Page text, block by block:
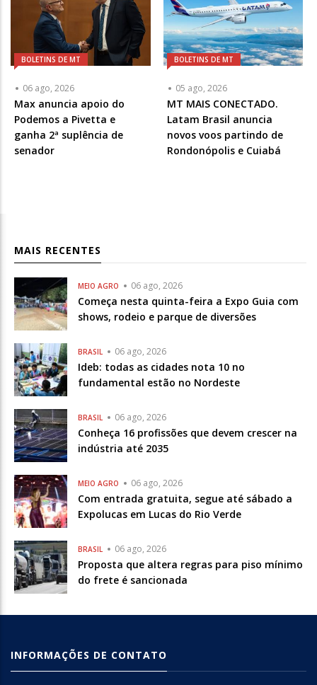
BOLETINS DE MT
06 ago, 2026
Max anuncia apoio do
Podemos a Pivetta e
ganha 2ª suplência de
senador
BOLETINS DE MT
05 ago, 2026
MT MAIS CONECTADO.
Latam Brasil anuncia
novos voos partindo de
Rondonópolis e Cuiabá
MAIS RECENTES
MEIO AGRO 06 ago, 2026
Começa nesta quinta-feira a Expo Guia com
shows, rodeio e parque de diversões
BRASIL 06 ago, 2026
Ideb: todas as cidades nota 10 no
fundamental estão no Nordeste
BRASIL 06 ago, 2026
Conheça 16 profissões que devem crescer na
indústria até 2035
MEIO AGRO 06 ago, 2026
Com entrada gratuita, segue até sábado a
Expolucas em Lucas do Rio Verde
BRASIL 06 ago, 2026
Proposta que altera regras para piso mínimo
do frete é sancionada
INFORMAÇÕES DE CONTATO